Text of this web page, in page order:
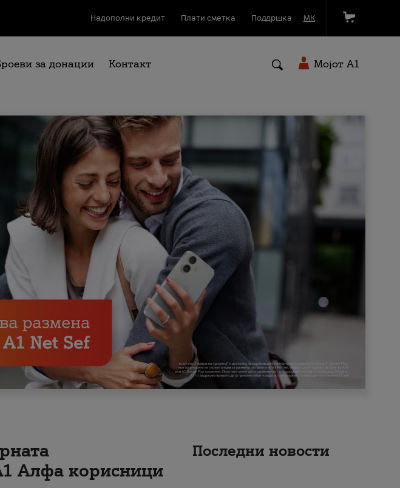
Надополни кредит Плати сметка Поддршка МК
за донации Контакт Мојот A1
Алфа корисници
Последни новости